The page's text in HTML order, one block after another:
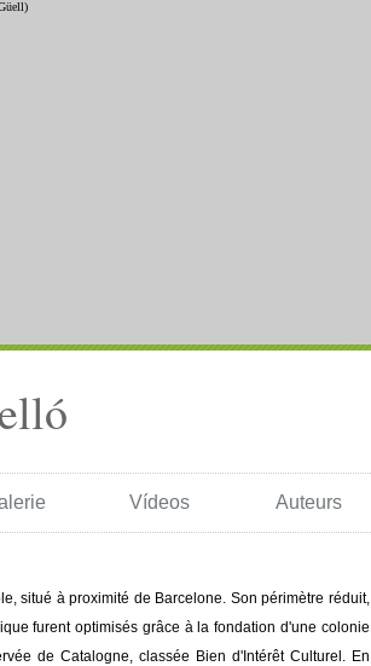
Vídeos Auteurs
situé à proximité de Barcelone. Son périmètre réduit,
furent optimisés grâce à la fondation d'une colonie
de Catalogne, classée Bien d'Intérêt Culturel. En